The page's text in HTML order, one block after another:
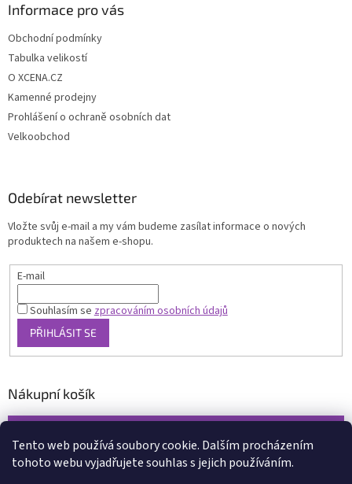
Tento web používá soubory cookie. Dalším procházením
tohoto webu vyjadřujete souhlas s jejich používáním.
Informace pro vás
Obchodní podmínky
Tabulka velikostí
O XCENA.CZ
Kamenné prodejny
Prohlášení o ochraně osobních dat
Velkoobchod
Odebírat newsletter
Vložte svůj e-mail a my vám budeme zasílat informace o nových
produktech na našem e-shopu.
E-mail
Souhlasím sezpracováním osobních údajů
PŘIHLÁSIT SE
Nákupní košík